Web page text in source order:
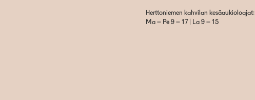
Herttoniemen kahvilan kesäaukioloajat:
Ma – Pe 9 – 17 | La 9 – 15